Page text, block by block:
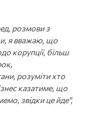
розмови з
я вважаю, що
корупції, більш
розуміти хто
казатиме, що
звідки це йде",